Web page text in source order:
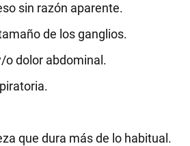
sin razón aparente.
de los ganglios.
o dolor abdominal.
que dura más de lo habitual.